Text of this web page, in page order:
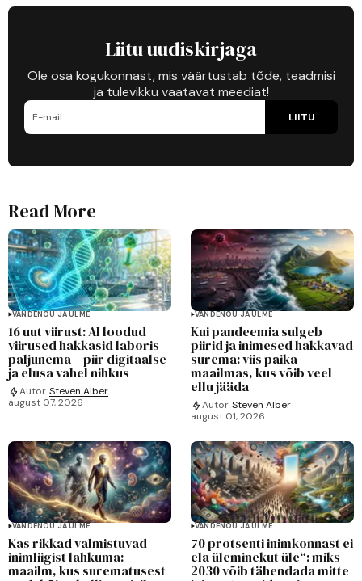
Liitu uudiskirjaga
Ole osa kogukonnast, mis väärtustab tõde, teadmisi
ja tulevikku vaatavat meediat!
LIITU
Read More
VANDENÕU JA ULME
16 uut viirust: AI loodud
viirused hakkasid laboris
paljunema – piir digitaalse
ja elusa vahel nihkus
Autor Steven Alber
august 07, 2026
VANDENÕU JA ULME
Kui pandeemia sulgeb
piirid ja inimesed hakkavad
surema: viis paika
maailmas, kus võib veel
ellu jääda
Autor Steven Alber
august 01, 2026
VANDENÕU JA ULME
Kas rikkad valmistuvad
inimliigist lahkuma:
maailm, kus surematusest
VANDENÕU JA ULME
70 protsenti inimkonnast ei
ela üleminekut üle“: miks
2030 võib tähendada mitte